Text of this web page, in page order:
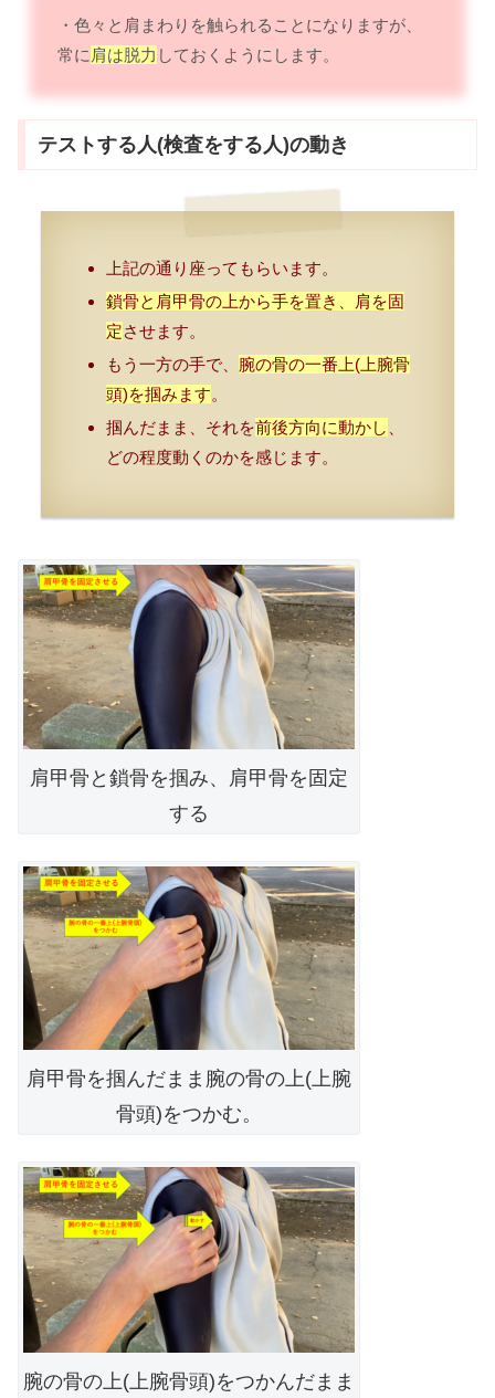
・色々と肩まわりを触られることになりますが、
常に 肩は脱力 しておくようにします。
テストする人(検査をする人)の動き
上記の通り座ってもらいます。
鎖骨と肩甲骨の上から手を置き、肩を固
定させます。
もう一方の手で、 腕の骨の一番上(上腕骨
頭)を掴みます。
掴んだまま、それを前後方向に動かし
どの程度動くのかを感じます。
肩甲骨と鎖骨を掴み、肩甲骨を固定
する
肩甲骨を掴んだまま腕の骨の上(上腕
骨頭)をつかむ。
腕の骨の上(上腕骨頭)をつかんだまま